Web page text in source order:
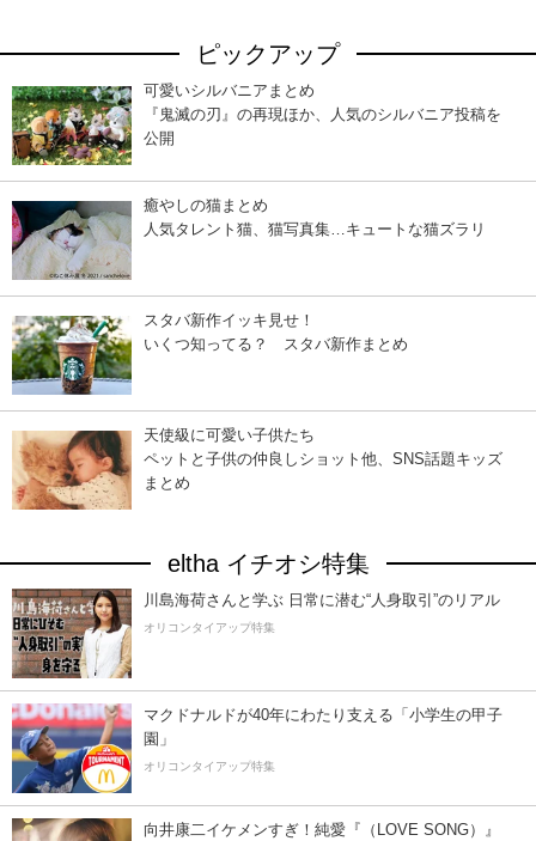
ピックアップ
可愛いシルバニアまとめ
『鬼滅の刃』の再現ほか、人気のシルバニア投稿を
公開
癒やしの猫まとめ
人気タレント猫、猫写真集…キュートな猫ズラリ
スタバ新作イッキ見せ！
いくつ知ってる？ スタバ新作まとめ
天使級に可愛い子供たち
ペットと子供の仲良しショット他、SNS話題キッズ
まとめ
eltha イチオシ特集
川島海荷さんと学ぶ 日常に潜む“人身取引”のリアル
オリコンタイアップ特集
マクドナルドが40年にわたり支える「小学生の甲子
園」
オリコンタイアップ特集
向井康二イケメンすぎ！純愛『（LOVE SONG）』